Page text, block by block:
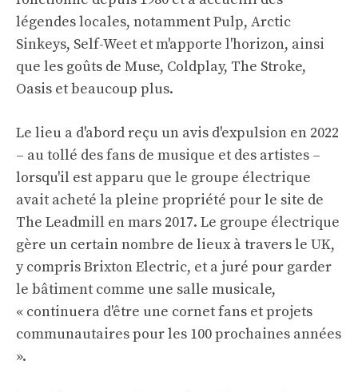
légendes locales, notamment Pulp, Arctic
Sinkeys, Self-Weet et m'apporte l'horizon, ainsi
que les goûts de Muse, Coldplay, The Stroke,
Oasis et beaucoup plus.
Le lieu a d'abord reçu un avis d'expulsion en 2022
– au tollé des fans de musique et des artistes –
lorsqu'il est apparu que le groupe électrique
avait acheté la pleine propriété pour le site de
The Leadmill en mars 2017. Le groupe électrique
gère un certain nombre de lieux à travers le UK,
y compris Brixton Electric, et a juré pour garder
le bâtiment comme une salle musicale,
« continuera d'être une cornet fans et projets
communautaires pour les 100 prochaines années
».